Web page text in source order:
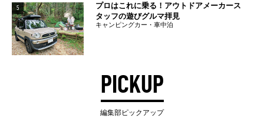
5
プロはこれに乗る！アウトドアメーカース
タッフの遊びグルマ拝見
キャンピングカー・車中泊
PICKUP
編集部ピックアップ